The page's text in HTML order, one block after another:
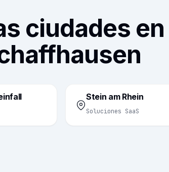
ciudades en
Stein am Rhein
Soluciones SaaS